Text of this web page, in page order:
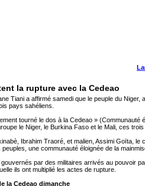
la rupture avec la Cedeao
Tiani a affirmé samedi que le peuple du
pays sahéliens.
tourné le dos à la Cedeao » (Communauté
le Niger, le Burkina Faso et le Mali, ces
Ibrahim Traoré, et malien, Assimi Goïta,
une communauté éloignée de la
gouvernés par des militaires arrivés au pouvoir
ils ont multiplié les actes de rupture.
la Cedeao dimanche